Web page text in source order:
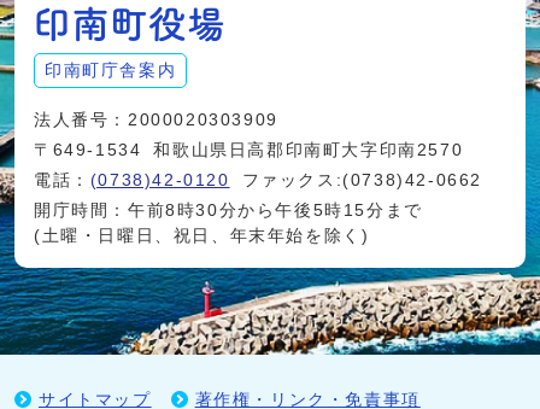
印南町庁舎案内
法人番号：2000020303909
〒649-1534
和歌山県日高郡印南町大字印南2570
電話： (0738)42-0120
ファックス:(0738)42-0662
開庁時間：午前8時30分から午後5時15分まで
(土曜・日曜日、祝日、年末年始を除く)
サイトマップ 著作権・リンク・免責事項